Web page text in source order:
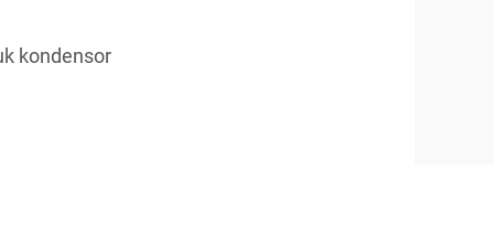
kondensor